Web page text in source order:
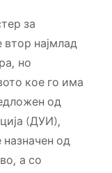
за
втор најмлад
но
кое го има
од
(ДУИ),
од
а со